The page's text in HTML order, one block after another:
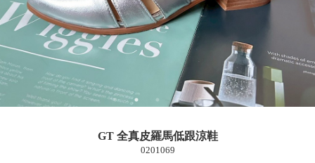
GT 全真皮羅馬低跟涼鞋
0201069